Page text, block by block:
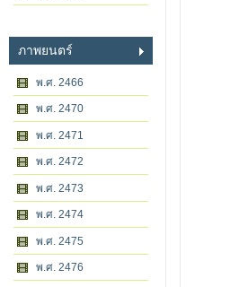
ภาพยนตร์
พ.ศ. 2466
พ.ศ. 2470
พ.ศ. 2471
พ.ศ. 2472
พ.ศ. 2473
พ.ศ. 2474
พ.ศ. 2475
พ.ศ. 2476